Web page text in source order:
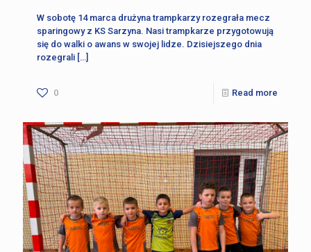
W sobotę 14 marca drużyna trampkarzy rozegrała mecz
sparingowy z KS Sarzyna. Nasi trampkarze przygotowują
się do walki o awans w swojej lidze. Dzisiejszego dnia
rozegrali […]
0 Read more